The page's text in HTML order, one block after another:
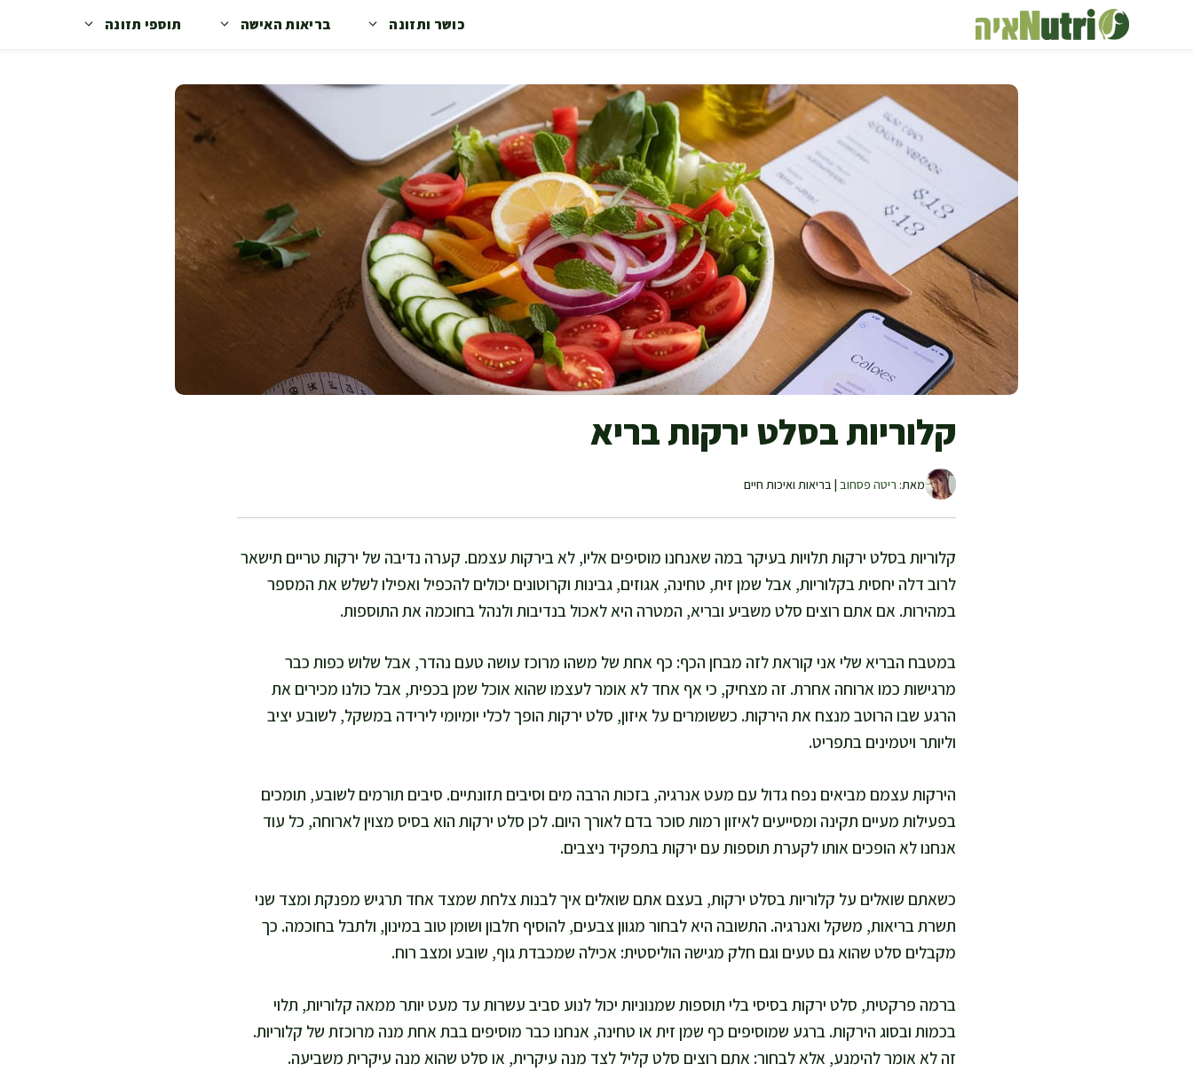
כושר ותזונה בריאות האישה תוספי תזונה
קלוריות בסלט ירקות בריא
מאת: ריטה פסחוב | בריאות ואיכות חיים
קלוריות בסלט ירקות תלויות בעיקר במה שאנחנו מוסיפים אליו, לא בירקות עצמם. קערה נדיבה של ירקות טריים תישאר
לרוב דלה יחסית בקלוריות, אבל שמן זית, טחינה, אגוזים, גבינות וקרוטונים יכולים להכפיל ואפילו לשלש את המספר
במהירות. אם אתם רוצים סלט משביע ובריא, המטרה היא לאכול בנדיבות ולנהל בחוכמה את התוספות.
במטבח הבריא שלי אני קוראת לזה מבחן הכף: כף אחת של משהו מרוכז עושה טעם נהדר, אבל שלוש כפות כבר
מרגישות כמו ארוחה אחרת. זה מצחיק, כי אף אחד לא אומר לעצמו שהוא אוכל שמן בכפית, אבל כולנו מכירים את
הרגע שבו הרוטב מנצח את הירקות. כששומרים על איזון, סלט ירקות הופך לכלי יומיומי לירידה במשקל, לשובע יציב
וליותר ויטמינים בתפריט.
הירקות עצמם מביאים נפח גדול עם מעט אנרגיה, בזכות הרבה מים וסיבים תזונתיים. סיבים תורמים לשובע, תומכים
בפעילות מעיים תקינה ומסייעים לאיזון רמות סוכר בדם לאורך היום. לכן סלט ירקות הוא בסיס מצוין לארוחה, כל עוד
אנחנו לא הופכים אותו לקערת תוספות עם ירקות בתפקיד ניצבים.
כשאתם שואלים על קלוריות בסלט ירקות, בעצם אתם שואלים איך לבנות צלחת שמצד אחד תרגיש מפנקת ומצד שני
תשרת בריאות, משקל ואנרגיה. התשובה היא לבחור מגוון צבעים, להוסיף חלבון ושומן טוב במינון, ולתבל בחוכמה. כך
מקבלים סלט שהוא גם טעים וגם חלק מגישה הוליסטית: אכילה שמכבדת גוף, שובע ומצב רוח.
ברמה פרקטית, סלט ירקות בסיסי בלי תוספות שמנוניות יכול לנוע סביב עשרות עד מעט יותר ממאה קלוריות, תלוי
בכמות ובסוג הירקות. ברגע שמוסיפים כף שמן זית או טחינה, אנחנו כבר מוסיפים בבת אחת מנה מרוכזת של קלוריות.
זה לא אומר להימנע, אלא לבחור: אתם רוצים סלט קליל לצד מנה עיקרית, או סלט שהוא מנה עיקרית משביעה.